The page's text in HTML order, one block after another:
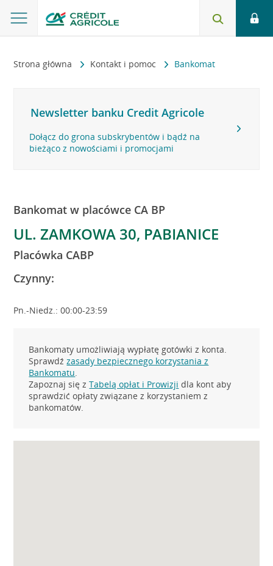
Strona główna Kontakt i pomoc Bankomat
Newsletter banku Credit Agricole
Dołącz do grona subskrybentów i bądź na
bieżąco z nowościami i promocjami
Bankomat w placówce CA BP
UL. ZAMKOWA 30, PABIANICE
Placówka CABP
Czynny:
Pn.-Niedz.: 00:00-23:59
Bankomaty umożliwiają wypłatę gotówki z konta.
Sprawdźzasady bezpiecznego korzystania z
Bankomatu.
Zapoznaj się zTabelą opłat i Prowizji dla kont aby
sprawdzić opłaty związane z korzystaniem z
bankomatów.